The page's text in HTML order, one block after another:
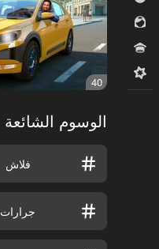
للبنات
مسابقات
ميدكور
40
الوسوم الشائعة
فلاش
جرارات